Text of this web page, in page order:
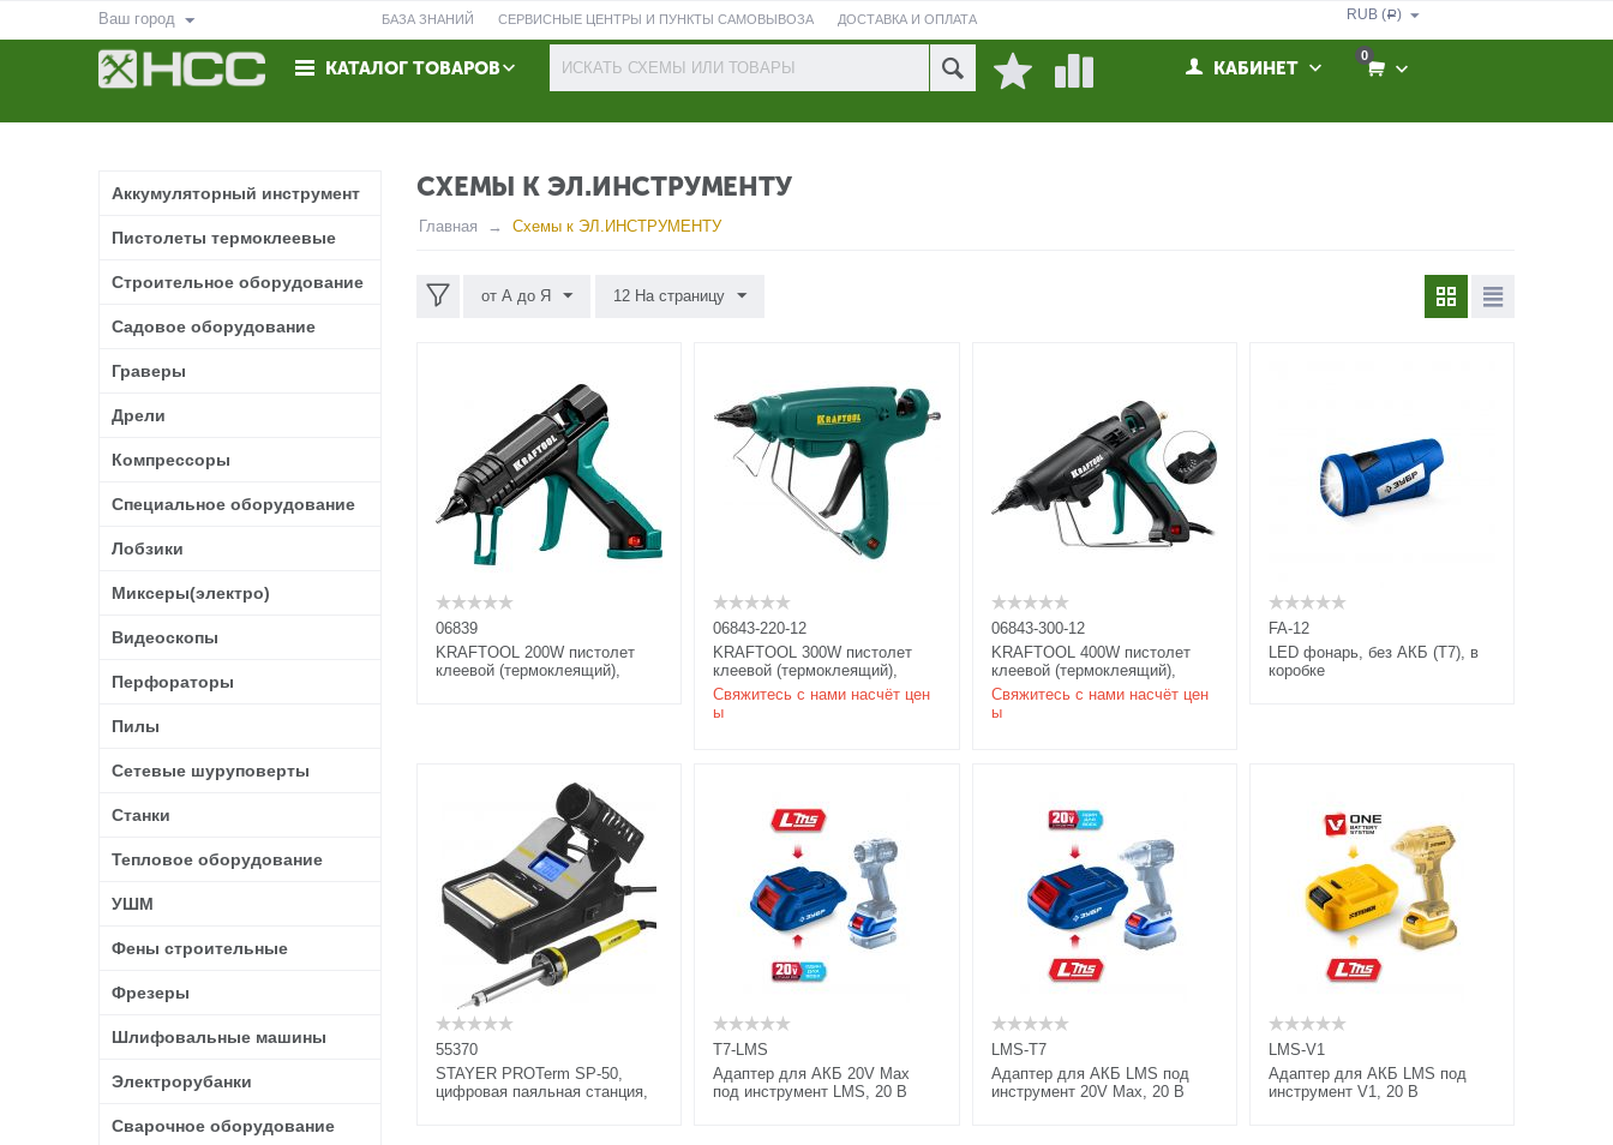
Ваш город БАЗА ЗНАНИЙ СЕРВИСНЫЕ ЦЕНТРЫ И ПУНКТЫ САМОВЫВОЗА ДОСТАВКА И ОПЛАТА
ВОЗВРАТ КОНТАКТЫ ПРОВЕРИТЬ СОСТОЯНИЕ РЕМОНТА
RUB (Р)
КАТАЛОГ ТОВАРОВ КАБИНЕТ
0
СХЕМЫ К ЭЛ.ИНСТРУМЕНТУ
Главная Схемы к ЭЛ.ИНСТРУМЕНТУ
от А до Я 12 На страницу
06839
KRAFTOOL 200W пистолет
клеевой (термоклеящий),
06843-220-12
KRAFTOOL 300W пистолет
клеевой (термоклеящий),
выход клея 45 г/мин, d=12мм,
300Вт/180Вт
Свяжитесь с нами насчёт цен
ы
06843-300-12
KRAFTOOL 400W пистолет
клеевой (термоклеящий),
выход клея 50 г/мин, d=12мм,
400Вт/300Вт
Свяжитесь с нами насчёт цен
ы
FA-12
LED фонарь, без АКБ (T7), в
коробке
55370
STAYER PROTerm SP-50,
цифровая паяльная станция,
T7-LMS
Адаптер для АКБ 20V Max
под инструмент LMS, 20 В
LMS-T7
Адаптер для АКБ LMS под
инструмент 20V Max, 20 В
LMS-V1
Адаптер для АКБ LMS под
инструмент V1, 20 В
Аккумуляторный инструмент
Пистолеты термоклеевые
Строительное оборудование
Садовое оборудование
Граверы
Дрели
Компрессоры
Специальное оборудование
Лобзики
Миксеры(электро)
Видеоскопы
Перфораторы
Пилы
Сетевые шуруповерты
Станки
Тепловое оборудование
УШМ
Фены строительные
Фрезеры
Шлифовальные машины
Электрорубанки
Сварочное оборудование